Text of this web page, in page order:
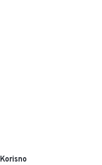
Korisno